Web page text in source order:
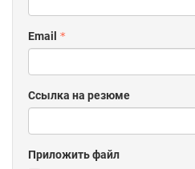
Email
Ссылка на резюме
Приложить файл